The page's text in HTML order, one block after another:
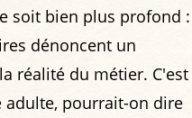
soit bien plus profond :
dénoncent un
réalité du métier. C'est
adulte, pourrait-on dire